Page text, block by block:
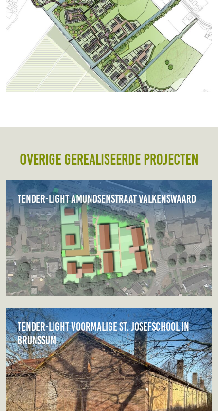
Overige gerealiseerde projecten
Tender-light Amundsenstraat Valkenswaard
Tender-light voormalige St. Josefschool in
Brunssum